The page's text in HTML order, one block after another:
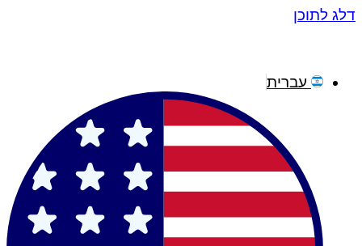
דלג לתוכן
עברית